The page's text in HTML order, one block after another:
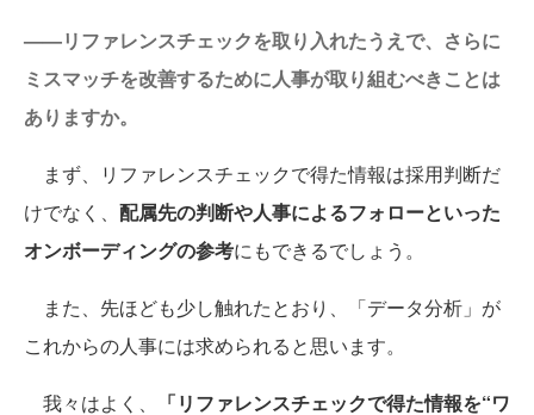
——リファレンスチェックを取り入れたうえで、さらに
ミスマッチを改善するために人事が取り組むべきことは
ありますか。
まず、リファレンスチェックで得た情報は採用判断だ
けでなく、 配属先の判断や人事によるフォローといった
オンボーディングの参考にもできるでしょう。
また、先ほども少し触れたとおり、「データ分析」が
これからの人事には求められると思います。
我々はよく、
「リファレンスチェックで得た情報を“ワ